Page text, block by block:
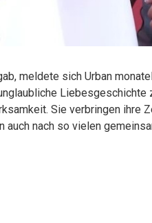
meldete sich Urban
Sie verbringen ihre
auch nach so vielen